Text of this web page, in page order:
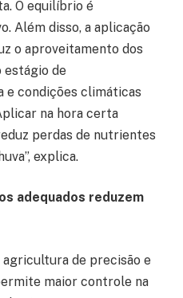
O equilíbrio é
Além disso, a aplicação
o aproveitamento dos
estágio de
e condições climáticas
na hora certa
perdas de nutrientes
explica.
adequados reduzem
de precisão e
maior controle na